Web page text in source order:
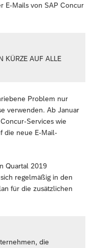
E-Mails von SAP Concur
KÜRZE AUF ALLE
Problem nur
verwenden. Ab Januar
Services wie
die neue E-Mail-
Quartal 2019
regelmäßig in den
für die zusätzlichen
die